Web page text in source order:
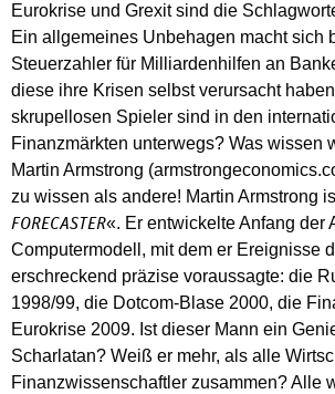
Eurokrise und Grexit sind die
Ein allgemeines Unbehagen macht sich
Steuerzahler für Milliardenhilfen an
diese ihre Krisen selbst verursacht
skrupellosen Spieler sind in den
Finanzmärkten unterwegs? Was wissen
Martin Armstrong
zu wissen als andere! Martin Armstrong
FORECASTER«. Er entwickelte Anfang der
Computermodell, mit dem er Ereignisse
erschreckend präzise voraussagte: die
1998/99, die Dotcom-Blase 2000, die
Eurokrise 2009. Ist dieser Mann ein
Scharlatan? Weiß er mehr, als alle
Finanzwissenschaftler zusammen? Alle